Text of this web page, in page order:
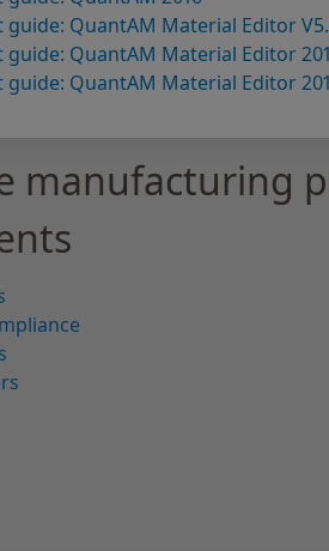
guide: QuantAM Material Editor
guide: QuantAM Material Editor
guide: QuantAM Material Editor
manufacturing